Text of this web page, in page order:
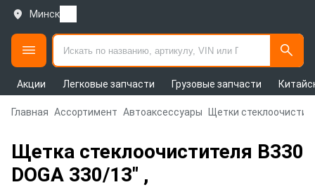
Минск
Акции Легковые запчасти Грузовые запчасти
Главная Ассортимент Автоаксессуары Щетки
Щетка стеклоочистителя B330
DOGA 330/13" ,